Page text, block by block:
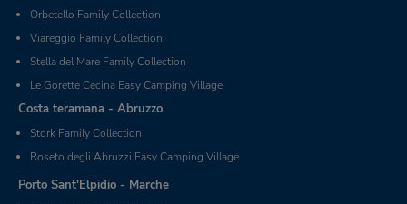
Orbetello Family Collection
Viareggio Family Collection
Stella del Mare Family Collection
Le Gorette Cecina Easy Camping Village
Costa teramana - Abruzzo
Stork Family Collection
Roseto degli Abruzzi Easy Camping Village
Porto Sant'Elpidio - Marche